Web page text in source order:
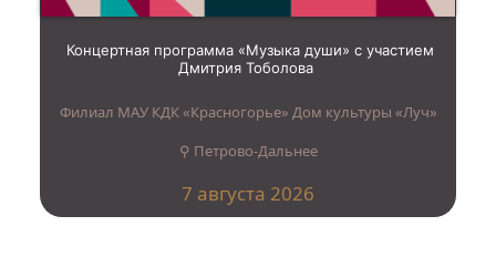
Концертная программа «Музыка души» с участием
Дмитрия Тоболова
Филиал МАУ КДК «Красногорье» Дом культуры «Луч»
⚲ Петрово-Дальнее
7 августа 2026